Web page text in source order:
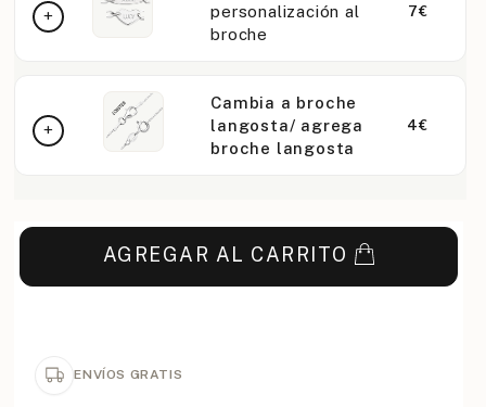
personalización al
broche
7€
Cambia a broche
langosta/ agrega
broche langosta
4€
AGREGAR AL CARRITO
ENVÍOS GRATIS